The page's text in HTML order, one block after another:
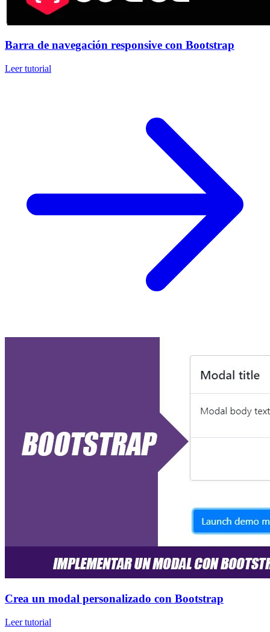
Barra de navegación responsive con Bootstrap
Leer tutorial
Crea un modal personalizado con Bootstrap
Leer tutorial